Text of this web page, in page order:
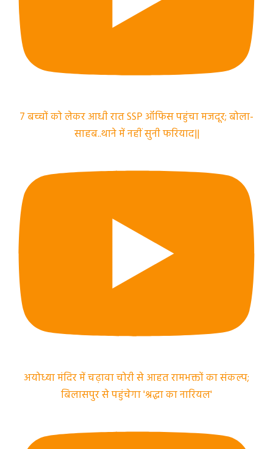
7 बच्चों को लेकर आधी रात SSP ऑफिस पहुंचा मजदूर; बोला-
साहब..थाने में नहीं सुनी फरियाद||
अयोध्या मंदिर में चढ़ावा चोरी से आहत रामभक्तों का संकल्प;
बिलासपुर से पहुंचेगा 'श्रद्धा का नारियल'